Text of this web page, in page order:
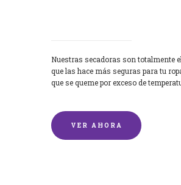
Nuestras secadoras son totalmente
que las hace más seguras para tu
que se queme por exceso de
VER AHORA